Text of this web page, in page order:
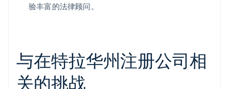
验丰富的法律顾问。
与在特拉华州注册公司相
关的挑战